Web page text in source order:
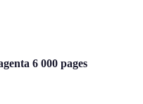
6 000 pages